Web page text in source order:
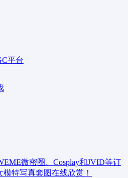
平台
微密圈、Cosplay和JVID等订
特写真套图在线欣赏！